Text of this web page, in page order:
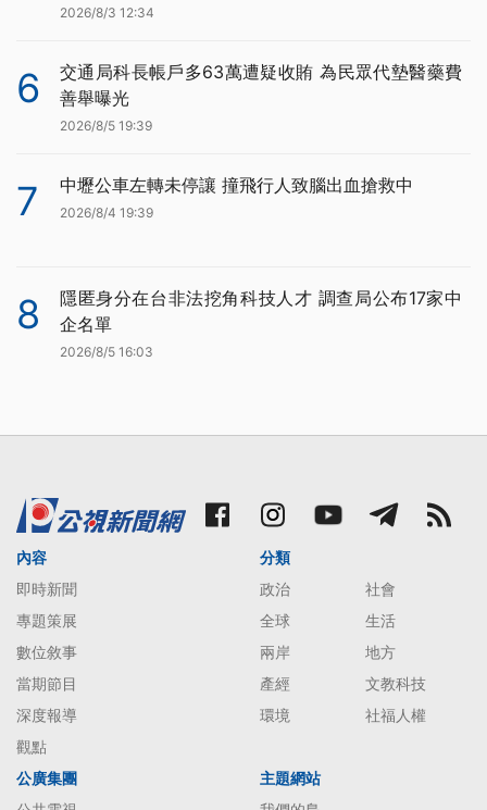
2026/8/3 12:34
6
交通局科長帳戶多63萬遭疑收賄 為民眾代墊醫藥費
善舉曝光
2026/8/5 19:39
7 中壢公車左轉未停讓 撞飛行人致腦出血搶救中
2026/8/4 19:39
8
隱匿身分在台非法挖角科技人才 調查局公布17家中
企名單
2026/8/5 16:03
內容
即時新聞
專題策展
數位敘事
當期節目
深度報導
觀點
分類
政治
社會
全球
生活
兩岸
地方
產經
文教科技
環境
社福人權
公廣集團
主題網站